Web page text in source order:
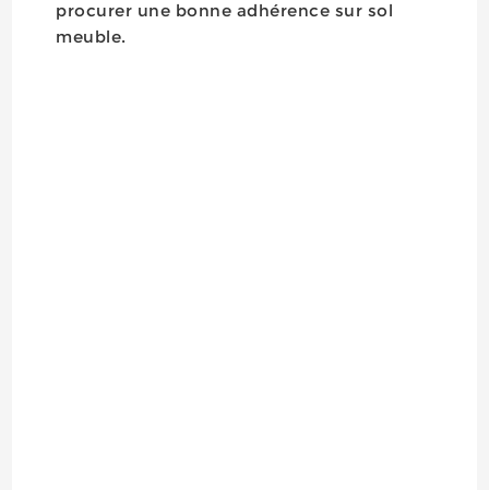
procurer une bonne adhérence sur sol
meuble.